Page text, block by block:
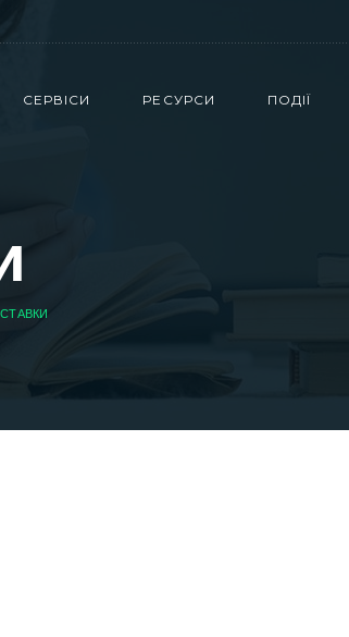
СЕРВІСИ РЕСУРСИ ПОДІЇ